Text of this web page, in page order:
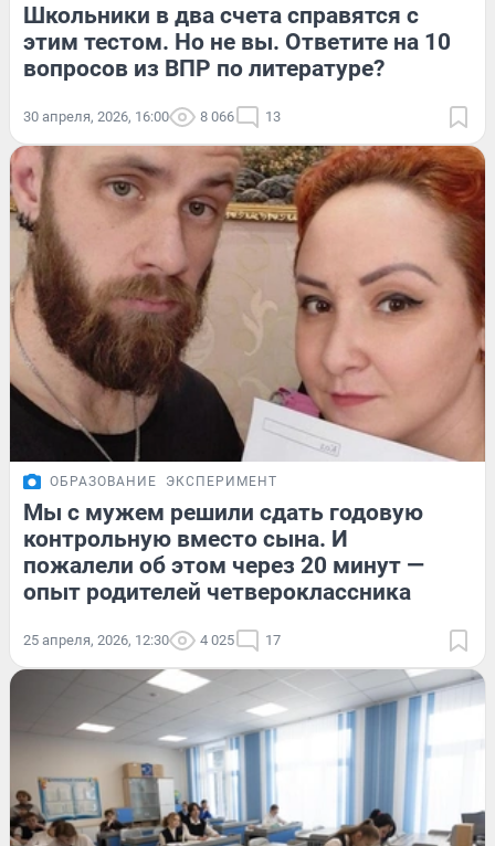
Школьники в два счета справятся с
этим тестом. Но не вы. Ответите на 10
вопросов из ВПР по литературе?
30 апреля, 2026, 16:00 8 066 13
ОБРАЗОВАНИЕ ЭКСПЕРИМЕНТ
Мы с мужем решили сдать годовую
контрольную вместо сына. И
пожалели об этом через 20 минут —
опыт родителей четвероклассника
25 апреля, 2026, 12:30 4 025 17